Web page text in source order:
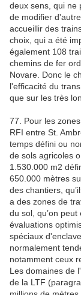
deux sens, qui ne
de modifier
accueillir des
choix, qui a été
également 108
chemins de fer
Novare. Donc le
l'efficacité du
que sur les très
77. Pour les
RFI entre St.
temps défini ou
de sols agricoles
1.530.000 m2
650.000 mètres
des chantiers,
a des zones de
du sol, qu’on
évaluations
spéciaux
normalement
notamment ceux
Les domaines de
de la LTF